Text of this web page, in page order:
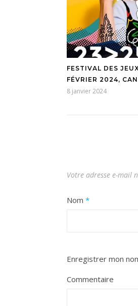
FESTIVAL DES
FÉVRIER 2024,
8 janvier 2024
Votre adresse e-mail
Nom *
Enregistrer mon
Commentaire